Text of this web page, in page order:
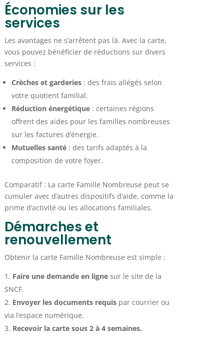
Économies sur les
services
Les avantages ne s’arrêtent pas là. Avec la carte,
vous pouvez bénéficier de réductions sur divers
services :
Crèches et garderies: des frais allégés selon
votre quotient familial.
Réduction énergétique: certaines régions
offrent des aides pour les familles nombreuses
sur les factures d’énergie.
Mutuelles santé: des tarifs adaptés à la
composition de votre foyer.
Comparatif : La carte Famille Nombreuse peut se
cumuler avec d’autres dispositifs d’aide, comme la
prime d’activité ou les allocations familiales.
Démarches et
renouvellement
Obtenir la carte Famille Nombreuse est simple :
Faire une demande en lignesur le site de la
SNCF.
Envoyer les documents requispar courrier ou
via l’espace numérique.
Recevoir la carte sous 2 à 4 semaines.